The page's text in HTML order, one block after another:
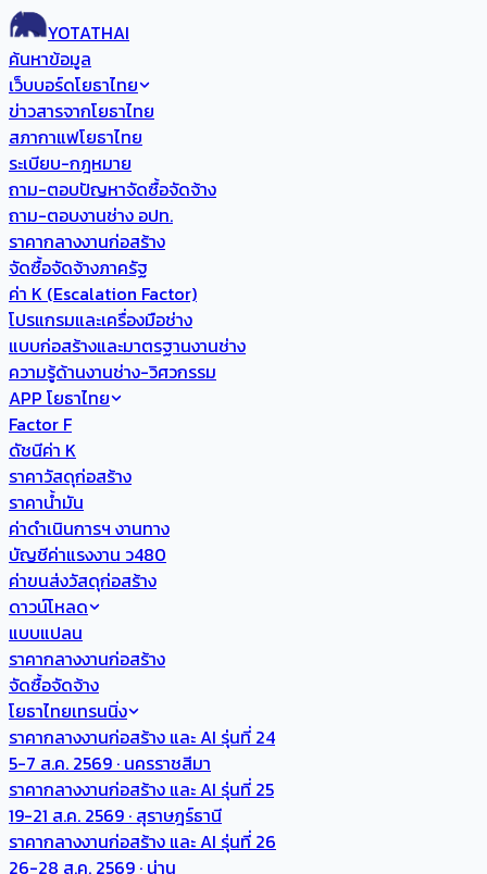
YOTATHAI
ค้นหาข้อมูล
เว็บบอร์ดโยธาไทย
ข่าวสารจากโยธาไทย
สภากาแฟโยธาไทย
ระเบียบ-กฎหมาย
ถาม-ตอบปัญหาจัดซื้อจัดจ้าง
ถาม-ตอบงานช่าง อปท.
ราคากลางงานก่อสร้าง
จัดซื้อจัดจ้างภาครัฐ
ค่า K (Escalation Factor)
โปรแกรมและเครื่องมือช่าง
แบบก่อสร้างและมาตรฐานงานช่าง
ความรู้ด้านงานช่าง-วิศวกรรม
APP โยธาไทย
Factor F
ดัชนีค่า K
ราคาวัสดุก่อสร้าง
ราคาน้ำมัน
ค่าดำเนินการฯ งานทาง
บัญชีค่าแรงงาน ว480
ค่าขนส่งวัสดุก่อสร้าง
ดาวน์โหลด
แบบแปลน
ราคากลางงานก่อสร้าง
จัดซื้อจัดจ้าง
โยธาไทยเทรนนิ่ง
ราคากลางงานก่อสร้าง และ AI รุ่นที่ 24
5-7 ส.ค. 2569 · นครราชสีมา
ราคากลางงานก่อสร้าง และ AI รุ่นที่ 25
19-21 ส.ค. 2569 · สุราษฎร์ธานี
ราคากลางงานก่อสร้าง และ AI รุ่นที่ 26
26-28 ส.ค. 2569 · น่าน